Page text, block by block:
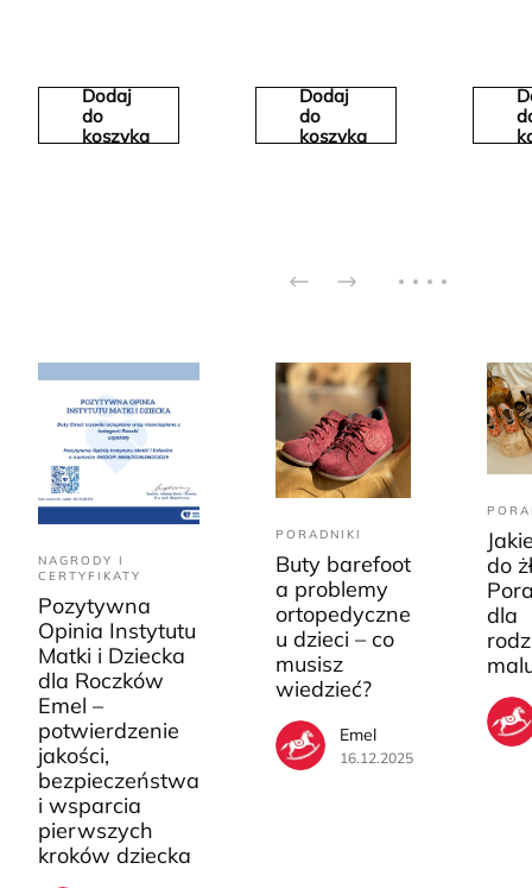
Dodaj
do
koszyka
Dodaj
do
koszyka
NAGRODY I
CERTYFIKATY
Pozytywna
Opinia Instytutu
Matki i Dziecka
dla Roczków
Emel –
potwierdzenie
jakości,
bezpieczeństwa
i wsparcia
pierwszych
kroków dziecka
PORADNIKI
Buty barefoot
a problemy
ortopedyczne
u dzieci – co
musisz
wiedzieć?
Emel
16.12.2025
do
dla